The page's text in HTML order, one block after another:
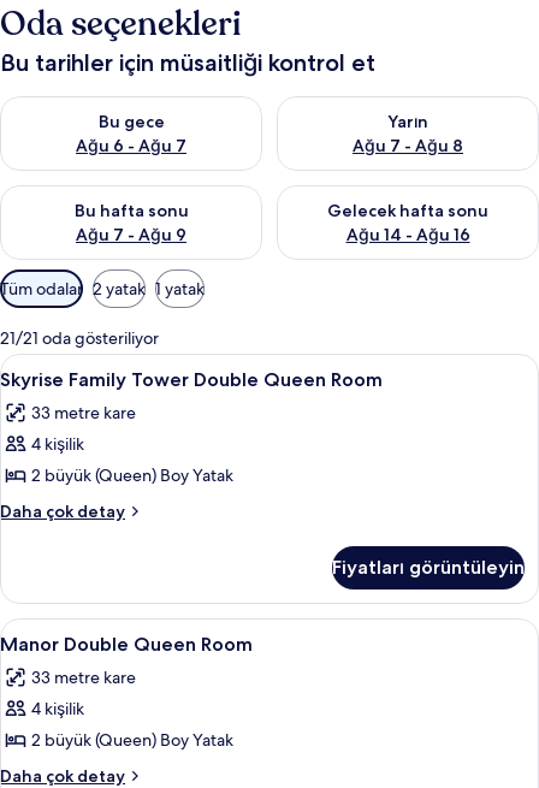
Oda seçenekleri
Bu tarihler için müsaitliği kontrol et
Bu gece
Ağu 6 - Ağu 7
Bu gece için müsaitliği kontrol et Ağu 6 - Ağu 7
Yarın
Ağu 7 - Ağu 8
Yarın için müsaitliği kontrol
Bu hafta sonu
Ağu 7 - Ağu 9
Bu hafta sonu için müsaitliği kontrol et Ağu 7 - Ağu 9
Gelecek hafta sonu
Ağu 14 - Ağu 16
Önümüzdeki hafta sonu için
Odalar
için
mevcut
filtreler
Tüm odalar 2 yatak 1 yatak
21/21 oda gösteriliyor
Skyrise
Family
Tower
Double
Queen
Room
fotoğrafları
görün
Odada kasa, masa, güneşlik/perde,
4
Skyrise Family Tower Double Queen Room
33 metre kare
4 kişilik
2 büyük (Queen) Boy Yatak
Daha çok detay
Skyrise
Queen
Room
hakkında
fazla
detay
Fiyatları görüntüleyin
Manor
Double
Queen
Room
için
tüm
Manor Double Queen Room |
4
Manor Double Queen Room
33 metre kare
4 kişilik
2 büyük (Queen) Boy Yatak
Daha çok detay
Manor